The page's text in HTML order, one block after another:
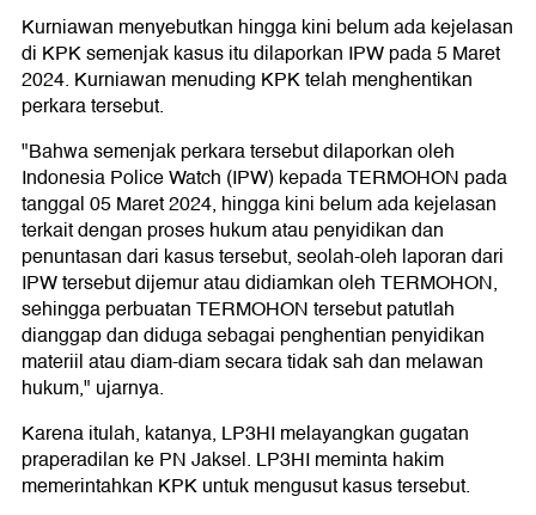
Kurniawan menyebutkan hingga kini belum ada kejelasan
di KPK semenjak kasus itu dilaporkan IPW pada 5 Maret
2024. Kurniawan menuding KPK telah menghentikan
perkara tersebut.
"Bahwa semenjak perkara tersebut dilaporkan oleh
Indonesia Police Watch (IPW) kepada TERMOHON pada
tanggal 05 Maret 2024, hingga kini belum ada kejelasan
terkait dengan proses hukum atau penyidikan dan
penuntasan dari kasus tersebut, seolah-oleh laporan dari
IPW tersebut dijemur atau didiamkan oleh TERMOHON,
sehingga perbuatan TERMOHON tersebut patutlah
dianggap dan diduga sebagai penghentian penyidikan
materiil atau diam-diam secara tidak sah dan melawan
hukum," ujarnya.
Karena itulah, katanya, LP3HI melayangkan gugatan
praperadilan ke PN Jaksel. LP3HI meminta hakim
memerintahkan KPK untuk mengusut kasus tersebut.